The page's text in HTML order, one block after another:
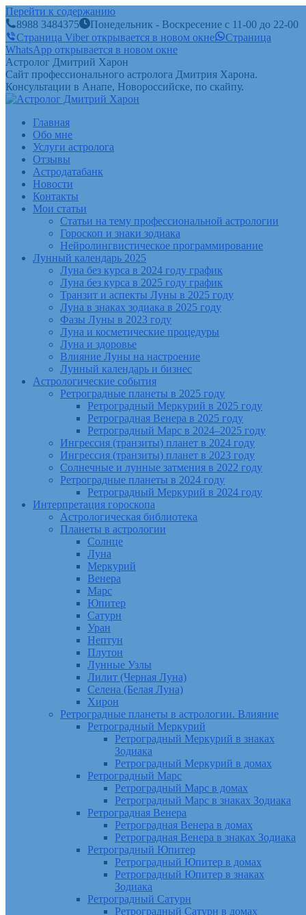
Перейти к содержанию
8988 3484375
Понедельник - Воскресение с 11-00 до 22-00
Страница Viber открывается в новом окне
Страница
WhatsApp открывается в новом окне
Астролог Дмитрий Харон
Сайт профессионального астролога Дмитрия Харона.
Консультации в Анапе, Новороссийске, по скайпу.
Главная
Обо мне
Услуги астролога
Отзывы
Астродатабанк
Новости
Контакты
Мои статьи
Статьи на тему профессиональной астрологии
Гороскоп и знаки зодиака
Нейролингвистическое программирование
Лунный календарь 2025
Луна без курса в 2024 году график
Луна без курса в 2025 году график
Транзит и аспекты Луны в 2025 году
Луна в знаках зодиака в 2025 году
Фазы Луны в 2023 году
Луна и косметические процедуры
Луна и здоровье
Влияние Луны на настроение
Лунный календарь и бизнес
Астрологические события
Ретроградные планеты в 2025 году
Ретроградный Меркурий в 2025 году
Ретроградная Венера в 2025 году
Ретроградный Марс в 2024–2025 году
Ингрессия (транзиты) планет в 2024 году
Ингрессия (транзиты) планет в 2023 году
Солнечные и лунные затмения в 2022 году
Ретроградные планеты в 2024 году
Ретроградный Меркурий в 2024 году
Интерпретация гороскопа
Астрологическая библиотека
Планеты в астрологии
Солнце
Луна
Меркурий
Венера
Марс
Юпитер
Сатурн
Уран
Нептун
Плутон
Лунные Узлы
Лилит (Черная Луна)
Селена (Белая Луна)
Хирон
Ретроградные планеты в астрологии. Влияние
Ретроградный Меркурий
Ретроградный Меркурий в знаках
Зодиака
Ретроградный Меркурий в домах
Ретроградный Марс
Ретроградный Марс в домах
Ретроградный Марс в знаках Зодиака
Ретроградная Венера
Ретроградная Венера в домах
Ретроградная Венера в знаках Зодиака
Ретроградный Юпитер
Ретроградный Юпитер в домах
Ретроградный Юпитер в знаках
Зодиака
Ретроградный Сатурн
Ретроградный Сатурн в домах